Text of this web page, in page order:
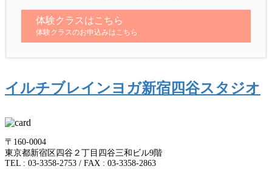
体験クラスはこちら
体験クラスのお申込みはこちら
イルチブレインヨガ新宿四谷スタジオ
〒160-0004
東京都新宿区四谷２丁目四谷三和ビル9階
TEL : 03-3358-2753 / FAX : 03-3358-2863